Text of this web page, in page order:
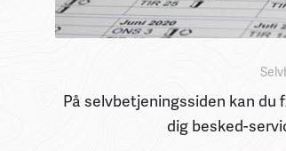
På selvbetjeningssiden kan du
dig besked-